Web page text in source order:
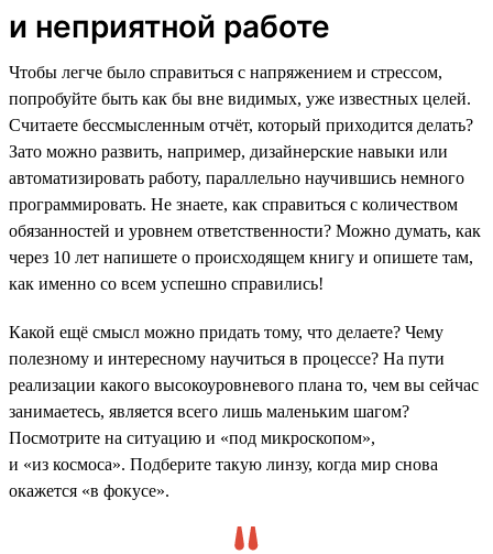
и неприятной работе
Чтобы легче было справиться с напряжением и стрессом,
попробуйте быть как бы вне видимых, уже известных целей.
Считаете бессмысленным отчёт, который приходится делать?
Зато можно развить, например, дизайнерские навыки или
автоматизировать работу, параллельно научившись немного
программировать. Не знаете, как справиться с количеством
обязанностей и уровнем ответственности? Можно думать, как
через 10 лет напишете о происходящем книгу и опишете там,
как именно со всем успешно справились!
Какой ещё смысл можно придать тому, что делаете? Чему
полезному и интересному научиться в процессе? На пути
реализации какого высокоуровневого плана то, чем вы сейчас
занимаетесь, является всего лишь маленьким шагом?
Посмотрите на ситуацию и «под микроскопом»,
и «из космоса». Подберите такую линзу, когда мир снова
окажется «в фокусе».